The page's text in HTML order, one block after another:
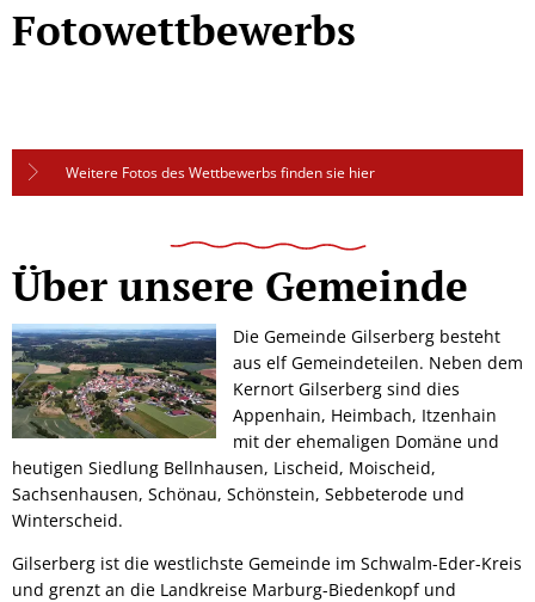
Fotowettbewerbs
Weitere Fotos des Wettbewerbs finden sie hier
Über unsere Gemeinde
Die Gemeinde Gilserberg besteht
aus elf Gemeindeteilen. Neben dem
Kernort Gilserberg sind dies
Appenhain, Heimbach, Itzenhain
mit der ehemaligen Domäne und
heutigen Siedlung Bellnhausen, Lischeid, Moischeid,
Sachsenhausen, Schönau, Schönstein, Sebbeterode und
Winterscheid.
Gilserberg ist die westlichste Gemeinde im Schwalm-Eder-Kreis
und grenzt an die Landkreise Marburg-Biedenkopf und